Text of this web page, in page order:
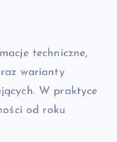
techniczne,
warianty
W praktyce
od roku